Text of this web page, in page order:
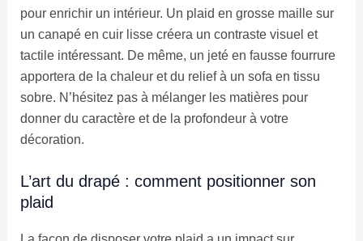
pour enrichir un intérieur. Un plaid en grosse maille sur
un canapé en cuir lisse créera un contraste visuel et
tactile intéressant. De même, un jeté en fausse fourrure
apportera de la chaleur et du relief à un sofa en tissu
sobre. N’hésitez pas à mélanger les matières pour
donner du caractère et de la profondeur à votre
décoration.
L’art du drapé : comment positionner son
plaid